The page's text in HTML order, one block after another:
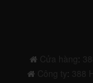
:
: